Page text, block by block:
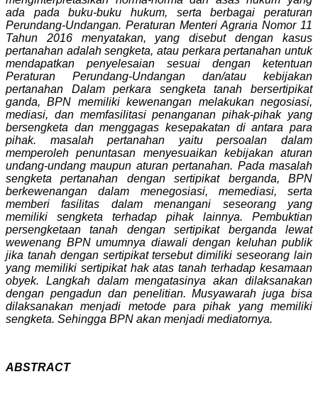
ada pada buku-buku hukum, serta berbagai peraturan
Perundang-Undangan. Peraturan Menteri Agraria Nomor 11
Tahun 2016 menyatakan, yang disebut dengan kasus
pertanahan adalah sengketa, atau perkara pertanahan untuk
mendapatkan penyelesaian sesuai dengan ketentuan
Peraturan Perundang-Undangan dan/atau kebijakan
pertanahan Dalam perkara sengketa tanah bersertipikat
ganda, BPN memiliki kewenangan melakukan negosiasi,
mediasi, dan memfasilitasi penanganan pihak-pihak yang
bersengketa dan menggagas kesepakatan di antara para
pihak. masalah pertanahan yaitu persoalan dalam
memperoleh penuntasan menyesuaikan kebijakan aturan
undang-undang maupun aturan pertanahan. Pada masalah
sengketa pertanahan dengan sertipikat berganda, BPN
berkewenangan dalam menegosiasi, memediasi, serta
memberi fasilitas dalam menangani seseorang yang
memiliki sengketa terhadap pihak lainnya.
Pembuktian
persengketaan tanah dengan sertipikat berganda lewat
wewenang BPN umumnya diawali dengan keluhan publik
jika tanah dengan sertipikat tersebut dimiliki seseorang lain
yang memiliki sertipikat hak atas tanah terhadap kesamaan
obyek. Langkah dalam mengatasinya akan dilaksanakan
dengan pengadun dan penelitian. Musyawarah juga bisa
dilaksanakan menjadi metode para pihak yang memiliki
sengketa. Sehingga BPN akan menjadi mediatornya.
ABSTRACT